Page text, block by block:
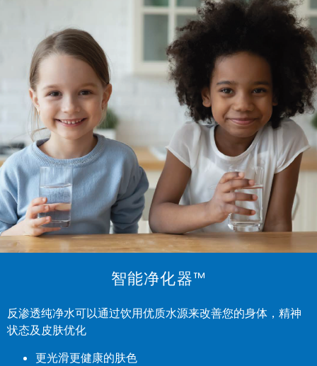
智能净化器™
反渗透纯净水可以通过饮用优质水源来改善您的身体，精神
状态及皮肤优化
更光滑更健康的肤色